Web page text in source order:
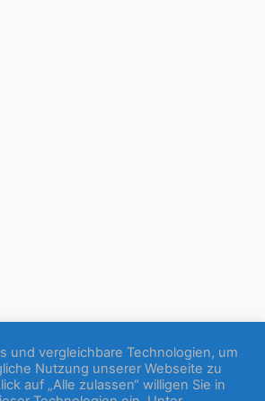
und vergleichbare Technologien, um
Nutzung unserer Webseite zu
auf „Alle zulassen“ willigen Sie in